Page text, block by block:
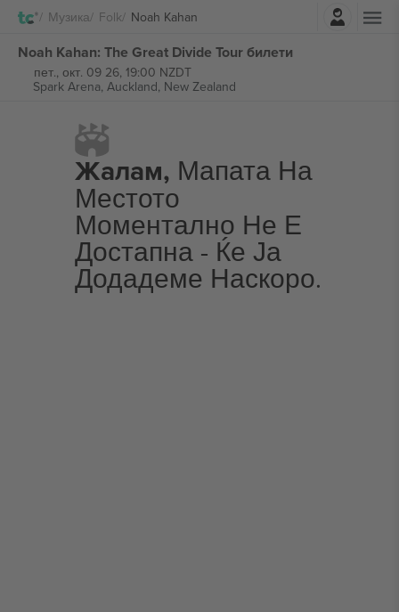
Музика Folk Noah Kahan
Noah Kahan: The Great Divide Tour билети
пет., окт. 09 26, 19:00 NZDT
Spark Arena, Auckland, New Zealand
Жалам, Мапата На
Местото
Моментално Не Е
Достапна - Ќе Ја
Додадеме Наскоро.